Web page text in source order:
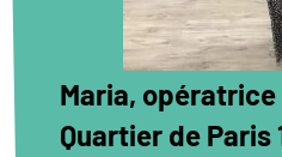
Maria, opératrice
Quartier de Paris